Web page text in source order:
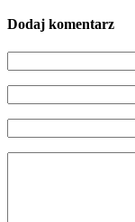
Dodaj komentarz